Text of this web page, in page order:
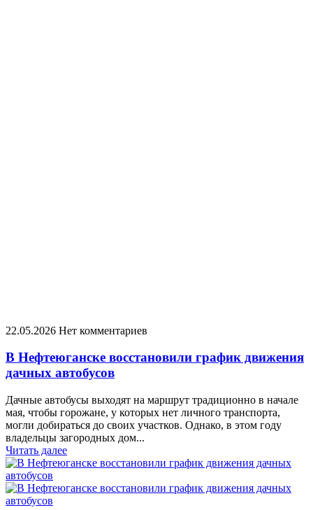
22.05.2026 Нет комментариев
В Нефтеюганске восстановили график движения
дачных автобусов
Дачные автобусы выходят на маршрут традиционно в начале
мая, чтобы горожане, у которых нет личного транспорта,
могли добираться до своих участков. Однако, в этом году
владельцы загородных дом...
Читать далее